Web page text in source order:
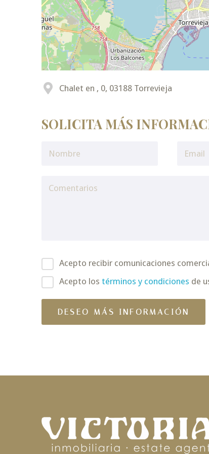
Chalet en , 0, 03188 Torrevieja
SOLICITA MÁS
Acepto recibir comunicaciones
Acepto los términos y condiciones de